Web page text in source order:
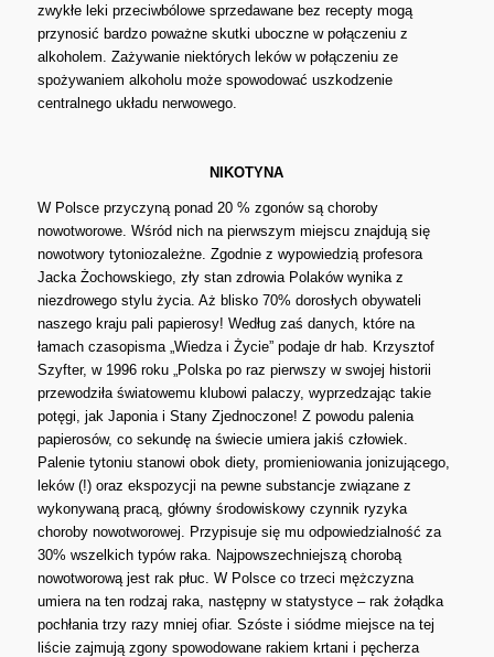
zwykłe leki przeciwbólowe sprzedawane bez recepty mogą
przynosić bardzo poważne skutki uboczne w połączeniu z
alkoholem. Zażywanie niektórych leków w połączeniu ze
spożywaniem alkoholu może spowodować uszkodzenie
centralnego układu nerwowego.
NIKOTYNA
W Polsce przyczyną ponad 20 % zgonów są choroby
nowotworowe. Wśród nich na pierwszym miejscu znajdują się
nowotwory tytoniozależne. Zgodnie z wypowiedzią profesora
Jacka Żochowskiego, zły stan zdrowia Polaków wynika z
niezdrowego stylu życia. Aż blisko 70% dorosłych obywateli
naszego kraju pali papierosy! Według zaś danych, które na
łamach czasopisma „Wiedza i Życie” podaje dr hab. Krzysztof
Szyfter, w 1996 roku „Polska po raz pierwszy w swojej historii
przewodziła światowemu klubowi palaczy, wyprzedzając takie
potęgi, jak Japonia i Stany Zjednoczone! Z powodu palenia
papierosów, co sekundę na świecie umiera jakiś człowiek.
Palenie tytoniu stanowi obok diety, promieniowania jonizującego,
leków (!) oraz ekspozycji na pewne substancje związane z
wykonywaną pracą, główny środowiskowy czynnik ryzyka
choroby nowotworowej. Przypisuje się mu odpowiedzialność za
30% wszelkich typów raka. Najpowszechniejszą chorobą
nowotworową jest rak płuc. W Polsce co trzeci mężczyzna
umiera na ten rodzaj raka, następny w statystyce – rak żołądka
pochłania trzy razy mniej ofiar. Szóste i siódme miejsce na tej
liście zajmują zgony spowodowane rakiem krtani i pęcherza